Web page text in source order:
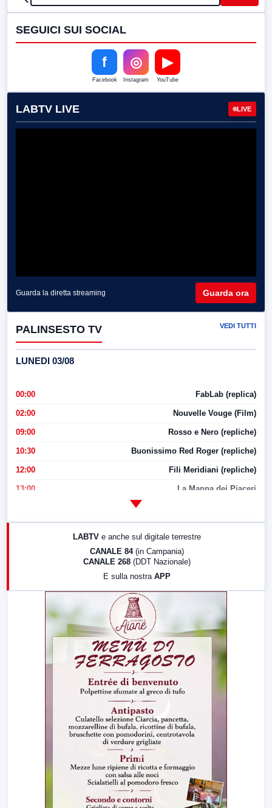
SEGUICI SUI SOCIAL
f
Facebook
◎
Instagram
▶
YouTube
LABTV LIVE LIVE
Guarda la diretta streaming Guarda ora
PALINSESTO TV VEDI TUTTI
LUNEDI 03/08
00:00 FabLab (replica)
02:00 Nouvelle Vouge (Film)
09:00 Rosso e Nero (repliche)
10:30 Buonissimo Red Roger (repliche)
12:00 Fili Meridiani (repliche)
13:00 La Mappa dei Piaceri
LABTV e anche sul digitale terrestre
CANALE 84 (in Campania)
CANALE 268 (DDT Nazionale)
E sulla nostra APP